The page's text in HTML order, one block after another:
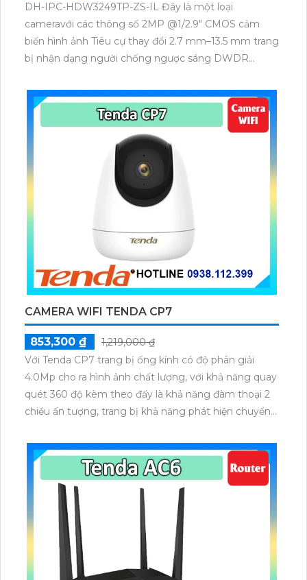
DH-IPC-HDW3249TP-ZS-IL Đây là một loại
cameravới các thông số 2MP @1/2.9" CMOS cảm
biến hình ảnh Tiêu cự thay đổi 2.7 mm–13.5 mm trang
bị nhận dạng người chống ngược sáng DWDR
cấp lắp trong nhà phù hợp cho công trình chuyên
dụng phát hiện người/phương tiện.
CAMERA WIFI TENDA CP7
853,300 ₫
1,219,000 ₫
Với Tenda CP7 trang bị ống kính có độ phân giải
4.0Mp cho ra hình ảnh chất lượng, với khả năng quay
quét 360 độ kèm theo đấy là khả năng đàm thoại 2
chiều ấn tượng, trang bị khả năng phát hiện chuyển